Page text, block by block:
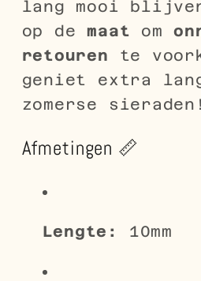
lang mooi
op demaat om
retouren te
geniet extra
zomerse
Afmetingen 📏
Lengte: 10mm